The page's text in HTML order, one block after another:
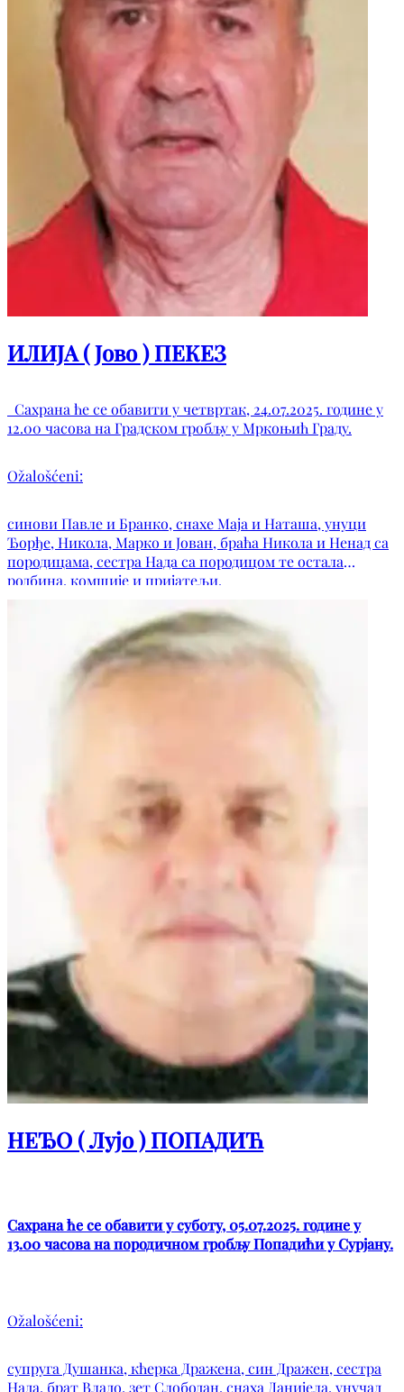
ИЛИЈА ( Јово ) ПЕКЕЗ
Сахрана ће се обавити у четвртак, 24.07.2025. године у
12.00 часова на Градском гробљу у Мркоњић Граду.
Ožalošćeni:
синови Павле и Бранко, снахе Маја и Наташа, унуци
Ђорђе, Никола, Марко и Јован, браћа Никола и Ненад са
породицама, сестра Нада са породицом те остала
родбина, комшије и пријатељи.
НЕЂО ( Лујо ) ПОПАДИЋ
Сахрана ће се обавити у суботу, 05.07.2025. године у
13.00 часова на породичном гробљу Попадићи у Сурјану.
Ožalošćeni:
супруга Душанка, кћерка Дражена, син Дражен, сестра
Нада, брат Владо, зет Слободан, снаха Данијела, унучад